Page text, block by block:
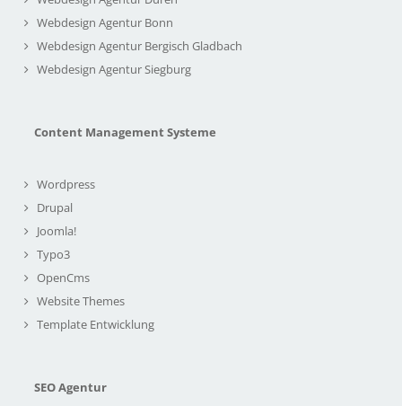
Webdesign Agentur Bonn
Webdesign Agentur Bergisch Gladbach
Webdesign Agentur Siegburg
Content Management Systeme
Wordpress
Drupal
Joomla!
Typo3
OpenCms
Website Themes
Template Entwicklung
SEO Agentur